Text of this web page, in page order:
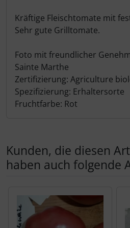
Kräftige Fleischtomate mit
Sehr gute Grilltomate.
Foto mit freundlicher
Sainte Marthe
Zertifizierung: Agriculture
Spezifizierung: Erhaltersorte
Fruchtfarbe: Rot
Kunden, die diesen
haben auch folgende